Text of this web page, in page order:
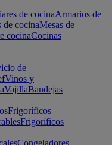
de cocinaArmarios de
de cocinaMesas de
cocinaCocinas
de
Vinos y
VajillaBandejas
Frigoríficos
Frigoríficos
Congeladores